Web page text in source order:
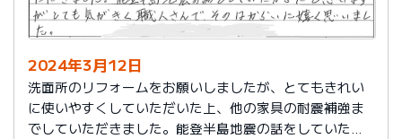
2024年3月12日
洗面所のリフォームをお願いしましたが、とてもきれい
に使いやすくしていただいた上、他の家具の耐震補強ま
でしていただきました。能登半島地震の話をしていたか